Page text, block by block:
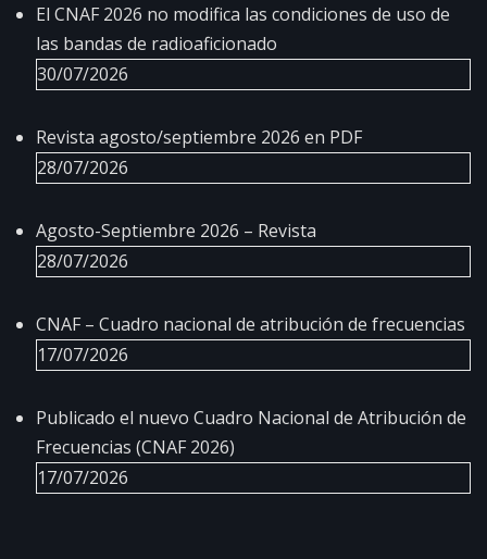
El CNAF 2026 no modifica las condiciones de uso de
las bandas de radioaficionado
30/07/2026
Revista agosto/septiembre 2026 en PDF
28/07/2026
Agosto-Septiembre 2026 – Revista
28/07/2026
CNAF – Cuadro nacional de atribución de frecuencias
17/07/2026
Publicado el nuevo Cuadro Nacional de Atribución de
Frecuencias (CNAF 2026)
17/07/2026